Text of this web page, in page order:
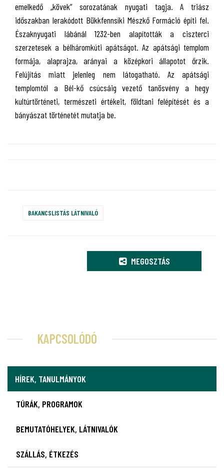
emelkedő „kövek” sorozatának nyugati tagja. A triász
időszakban lerakódott Bükkfennsíki Mészkő Formáció építi fel.
Északnyugati lábánál 1232-ben alapították a ciszterci
szerzetesek a bélháromkúti apátságot. Az apátsági templom
formája, alaprajza, arányai a középkori állapotot őrzik.
Felújítás miatt jelenleg nem látogatható. Az apátsági
templomtól a Bél-kő csúcsáig vezető tanösvény a hegy
kultúrtörténeti, természeti értékeit, földtani felépítését és a
bányászat történetét mutatja be.
BAKANCSLISTÁS LÁTNIVALÓ
MEGOSZTÁS
KAPCSOLÓDÓ
HÍREK, TANULMÁNYOK
TÚRÁK, PROGRAMOK
BEMUTATÓHELYEK, LÁTNIVALÓK
SZÁLLÁS, ÉTKEZÉS